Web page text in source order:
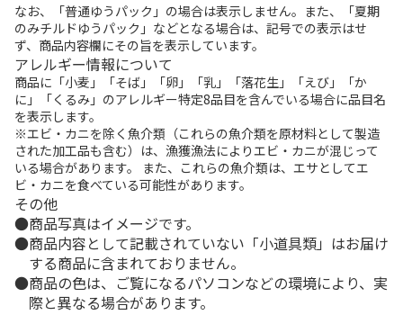
なお、「普通ゆうパック」の場合は表示しません。また、「夏期
のみチルドゆうパック」などとなる場合は、記号での表示はせ
ず、商品内容欄にその旨を表示しています。
アレルギー情報について
商品に「小麦」「そば」「卵」「乳」「落花生」「えび」「か
に」「くるみ」のアレルギー特定8品目を含んでいる場合に品目名
を表示します。
※エビ・カニを除く魚介類（これらの魚介類を原材料として製造
された加工品も含む）は、漁獲漁法によりエビ・カニが混じって
いる場合があります。 また、これらの魚介類は、エサとしてエ
ビ・カニを食べている可能性があります。
その他
商品写真はイメージです。
商品内容として記載されていない「小道具類」はお届け
する商品に含まれておりません。
商品の色は、ご覧になるパソコンなどの環境により、実
際と異なる場合があります。